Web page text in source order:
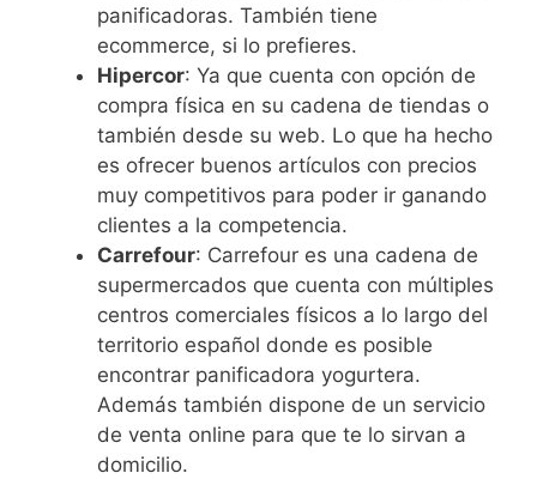
panificadoras. También tiene
ecommerce, si lo prefieres.
Hipercor: Ya que cuenta con opción de
compra física en su cadena de tiendas o
también desde su web. Lo que ha hecho
es ofrecer buenos artículos con precios
muy competitivos para poder ir ganando
clientes a la competencia.
Carrefour: Carrefour es una cadena de
supermercados que cuenta con múltiples
centros comerciales físicos a lo largo del
territorio español donde es posible
encontrar panificadora yogurtera.
Además también dispone de un servicio
de venta online para que te lo sirvan a
domicilio.